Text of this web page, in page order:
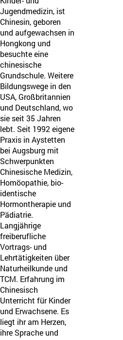
Jugendmedizin, ist
Chinesin, geboren
und aufgewachsen in
Hongkong und
besuchte eine
chinesische
Grundschule. Weitere
Bildungswege in den
USA, Großbritannien
und Deutschland, wo
sie seit 35 Jahren
lebt. Seit 1992 eigene
Praxis in Aystetten
bei Augsburg mit
Schwerpunkten
Chinesische Medizin,
Homöopathie, bio-
identische
Hormontherapie und
Pädiatrie.
Langjährige
freiberufliche
Vortrags- und
Lehrtätigkeiten über
Naturheilkunde und
TCM. Erfahrung im
Chinesisch
Unterricht für Kinder
und Erwachsene. Es
liegt ihr am Herzen,
ihre Sprache und